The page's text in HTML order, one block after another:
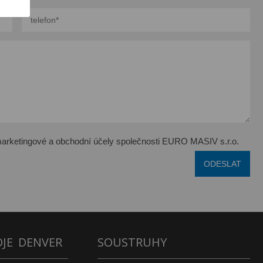
a obchodní účely společnosti EURO MASIV s.r.o.
DENVER SOUSTRUHY